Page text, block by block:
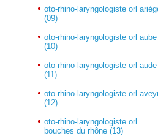
oto-rhino-laryngologiste orl
(09)
oto-rhino-laryngologiste orl aube
(10)
oto-rhino-laryngologiste orl aude
(11)
oto-rhino-laryngologiste orl
(12)
oto-rhino-laryngologiste orl
bouches du rhône (13)